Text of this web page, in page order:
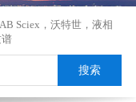
AB Sciex ， 沃特世， 液相
谱